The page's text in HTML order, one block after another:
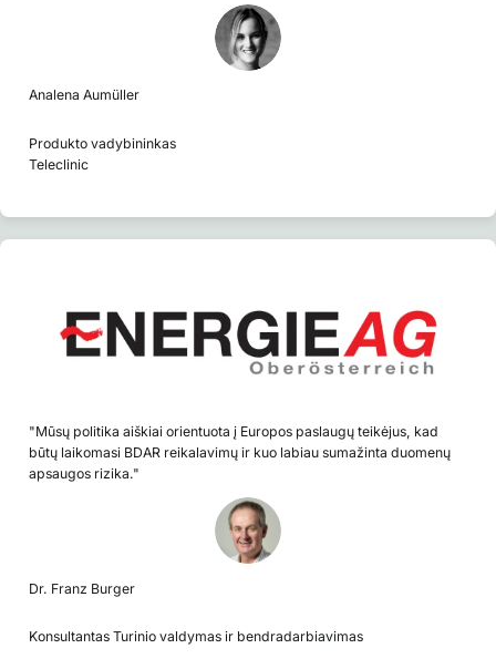
Analena Aumüller
Produkto vadybininkas
Teleclinic
"Mūsų politika aiškiai orientuota į Europos paslaugų teikėjus, kad
būtų laikomasi BDAR reikalavimų ir kuo labiau sumažinta duomenų
apsaugos rizika."
Dr. Franz Burger
Konsultantas Turinio valdymas ir bendradarbiavimas